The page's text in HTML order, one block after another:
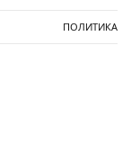
ПОЛИТИКА